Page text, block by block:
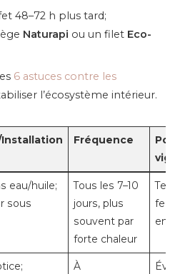
48–72 h plus tard;
Naturapi ou un filet Eco-
6 astuces contre les
l’écosystème intérieur.
Fréquence
eau/huile;
sous
Tous les 7–10
jours, plus
souvent par
forte chaleur
À